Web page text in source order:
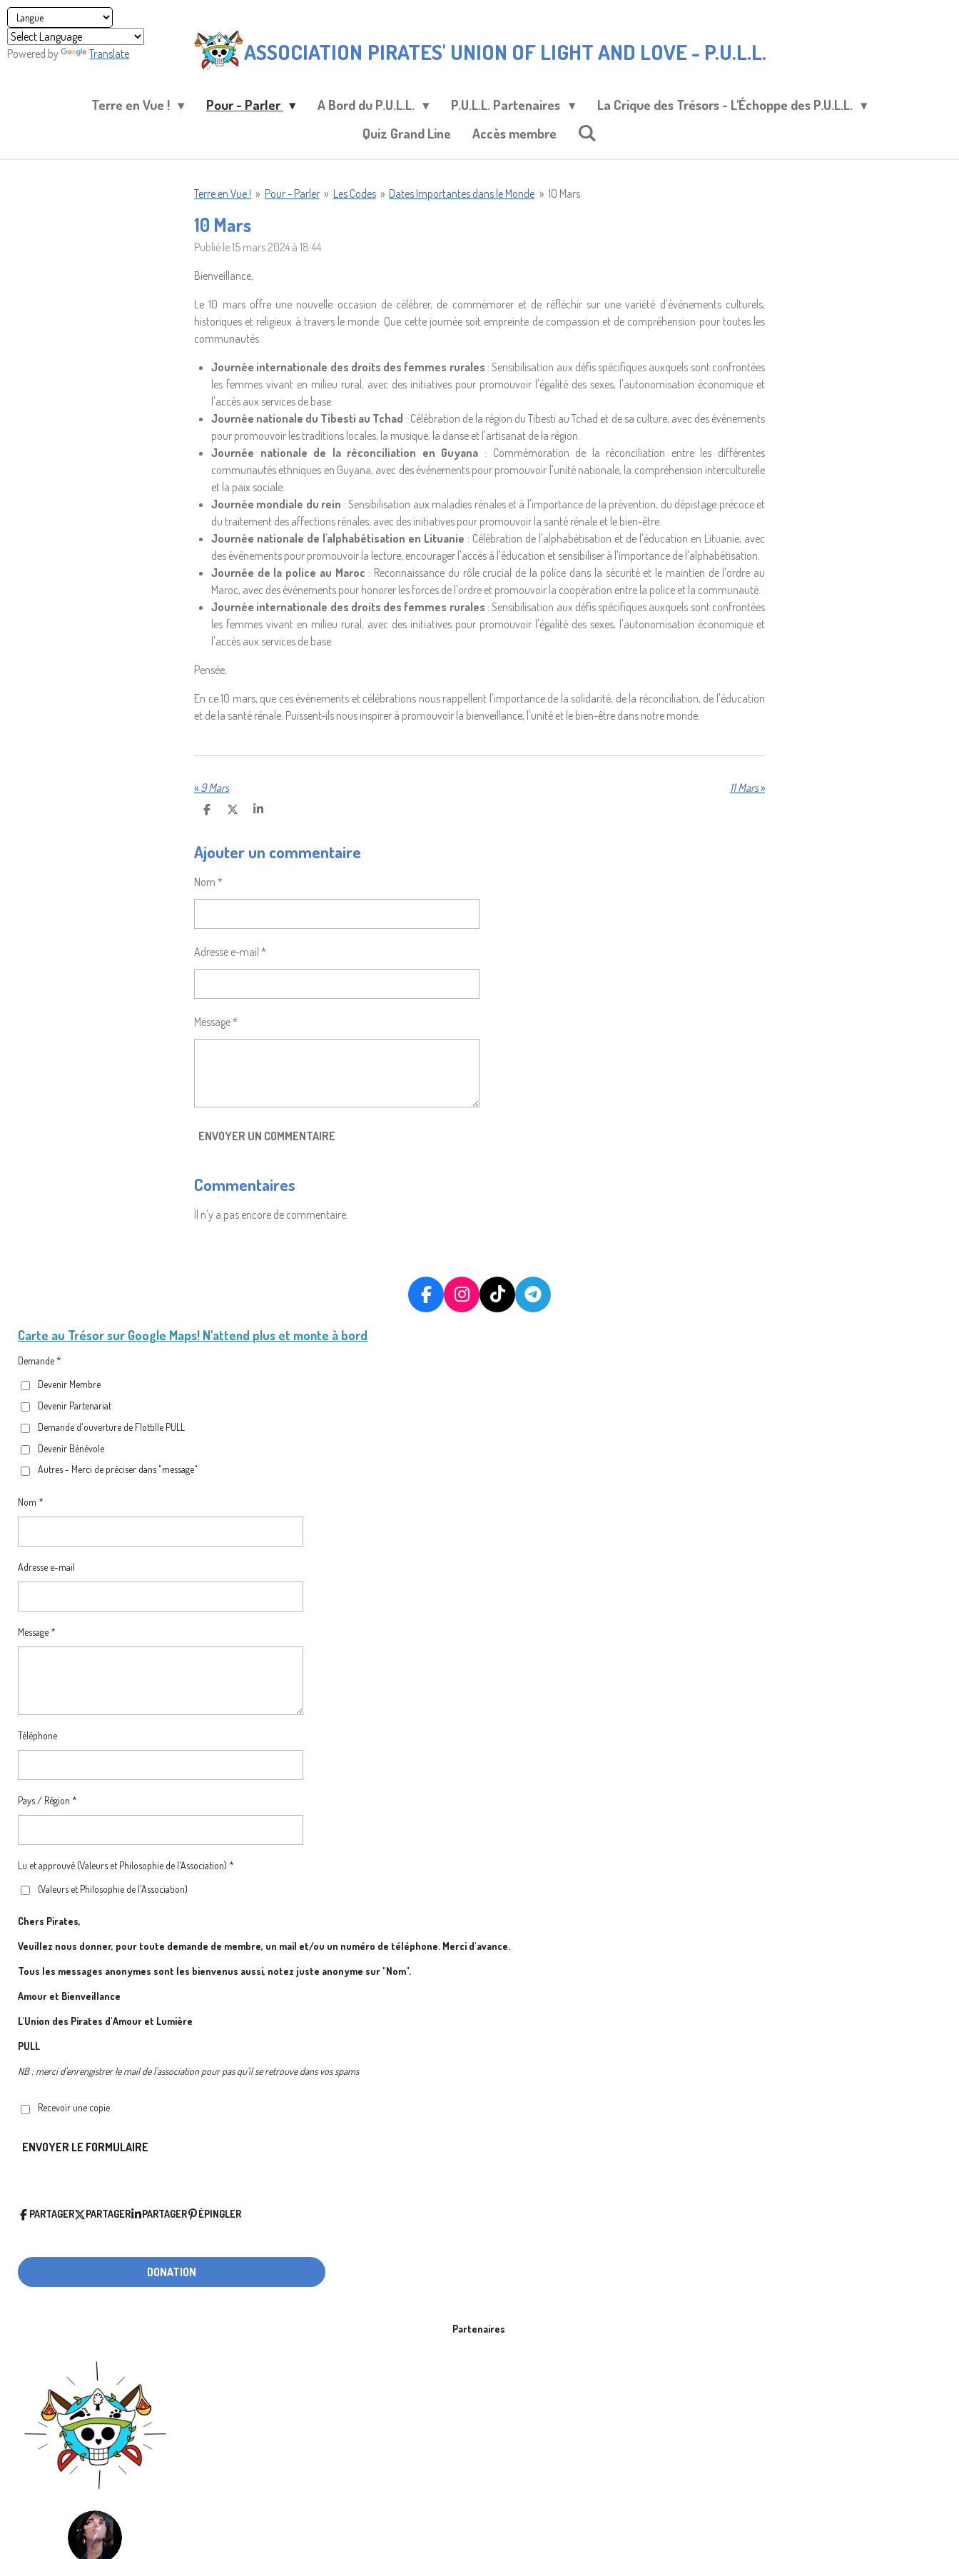
Powered by Translate
Passer
au
contenu
ASSOCIATION PIRATES' UNION OF LIGHT AND LOVE - P.U.L.L.
Terre en Vue ! Pour - Parler A Bord du P.U.L.L. P.U.L.L. Partenaires
La Crique des Trésors - L'Échoppe des P.U.L.L.
Quiz Grand Line
Accès membre
Terre en Vue ! » Pour - Parler » Les Codes » Dates Importantes dans le Monde » 10 Mars
10 Mars
Publié le 15 mars 2024 à 18:44
Bienveillance,
Le 10 mars offre une nouvelle occasion de célébrer, de commémorer et de réfléchir sur une variété d'événements culturels,
historiques et religieux à travers le monde. Que cette journée soit empreinte de compassion et de compréhension pour toutes les
communautés.
Journée internationale des droits des femmes rurales : Sensibilisation aux défis spécifiques auxquels sont confrontées
les femmes vivant en milieu rural, avec des initiatives pour promouvoir l'égalité des sexes, l'autonomisation économique et
l'accès aux services de base.
Journée nationale du Tibesti au Tchad : Célébration de la région du Tibesti au Tchad et de sa culture, avec des événements
pour promouvoir les traditions locales, la musique, la danse et l'artisanat de la région.
Journée nationale de la réconciliation en Guyana : Commémoration de la réconciliation entre les différentes
communautés ethniques en Guyana, avec des événements pour promouvoir l'unité nationale, la compréhension interculturelle
et la paix sociale.
Journée mondiale du rein : Sensibilisation aux maladies rénales et à l'importance de la prévention, du dépistage précoce et
du traitement des affections rénales, avec des initiatives pour promouvoir la santé rénale et le bien-être.
Journée nationale de l'alphabétisation en Lituanie : Célébration de l'alphabétisation et de l'éducation en Lituanie, avec
des événements pour promouvoir la lecture, encourager l'accès à l'éducation et sensibiliser à l'importance de l'alphabétisation.
Journée de la police au Maroc : Reconnaissance du rôle crucial de la police dans la sécurité et le maintien de l'ordre au
Maroc, avec des événements pour honorer les forces de l'ordre et promouvoir la coopération entre la police et la communauté.
Journée internationale des droits des femmes rurales : Sensibilisation aux défis spécifiques auxquels sont confrontées
les femmes vivant en milieu rural, avec des initiatives pour promouvoir l'égalité des sexes, l'autonomisation économique et
l'accès aux services de base.
Pensée,
En ce 10 mars, que ces événements et célébrations nous rappellent l'importance de la solidarité, de la réconciliation, de l'éducation
et de la santé rénale. Puissent-ils nous inspirer à promouvoir la bienveillance, l'unité et le bien-être dans notre monde.
« 9 Mars 11 Mars»
P
T
A
E
P
A
P
A
Ajouter un commentaire
Nom *
Adresse e-mail *
Message *
ENVOYER UN COMMENTAIRE
Commentaires
Il n'y a pas encore de commentaire.
F
A
I
N
T
I
T
E
Carte au Trésorsur Google Maps! N'attend plus et monte à bord
Demande *
Devenir Membre
Devenir Partenariat
Demande d'ouverture de Flottille PULL
Devenir Bénévole
Autres - Merci de préciser dans "message"
Nom *
Adresse e-mail
Message *
Téléphone
Pays / Région *
Lu et approuvé (Valeurs et Philosophie de l'Association) *
(Valeurs et Philosophie de l'Association)
Chers Pirates,
Veuillez nous donner, pour toute demande de membre, un mail et/ou un numéro de téléphone. Merci d'avance.
Tous les messages anonymes sont les bienvenus aussi, notez juste anonyme sur "Nom".
Amour et Bienveillance
L'Union des Pirates d'Amour et Lumière
PULL
NB : merci d'enrengistrer le mail de l'association pour pas qu'il se retrouve dans vos spams
Recevoir une copie
ENVOYER LE FORMULAIRE
PARTAGER PARTAGER PARTAGER ÉPINGLER
DONATION
Partenaires